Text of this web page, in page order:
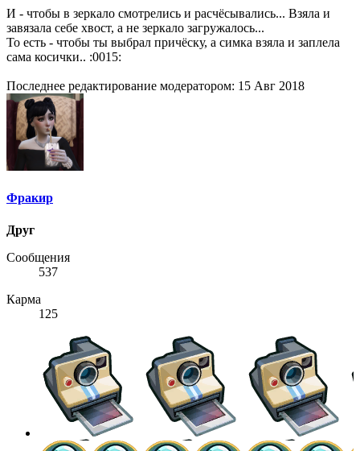
И - чтобы в зеркало смотрелись и расчёсывались... Взяла и
завязала себе хвост, а не зеркало загружалось...
То есть - чтобы ты выбрал причёску, а симка взяла и заплела
сама косички.. :0015:
Последнее редактирование модератором: 15 Авг 2018
Фракир
Друг
Сообщения
537
Карма
125